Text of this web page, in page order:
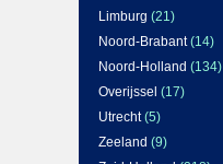
Limburg (21)
Noord-Brabant(14)
Noord-Holland (134)
Overijssel (17)
Utrecht(5)
Zeeland (9)